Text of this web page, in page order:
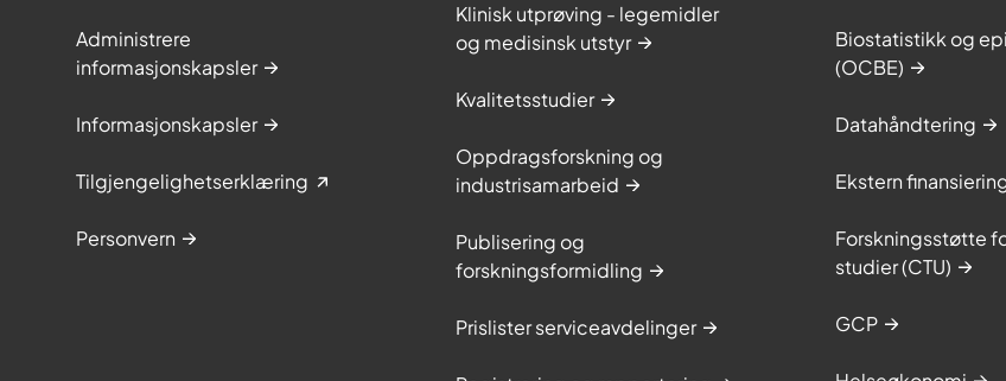
Administrere
informasjonskapsler
Informasjonskapsler
Tilgjengelighetserklæring
Personvern
Klinisk utprøving - legemidler
og medisinsk utstyr
Kvalitetsstudier
Oppdragsforskning og
industrisamarbeid
Publisering og
forskningsformidling
Prislister serviceavdelinger
Biostatistikk og
(OCBE)
Datahåndtering
Ekstern
Forskningsstøtte
studier (CTU)
GCP